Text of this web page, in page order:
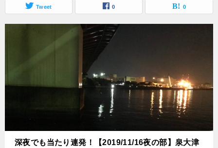
Tweet 0 0
深夜でも当たり連発！【2019/11/16夜の部】泉大津